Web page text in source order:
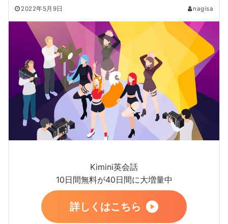
2022年5月9日 nagisa
Kimini英会話
10日間無料が40日間に大増量中
詳しくはこちら